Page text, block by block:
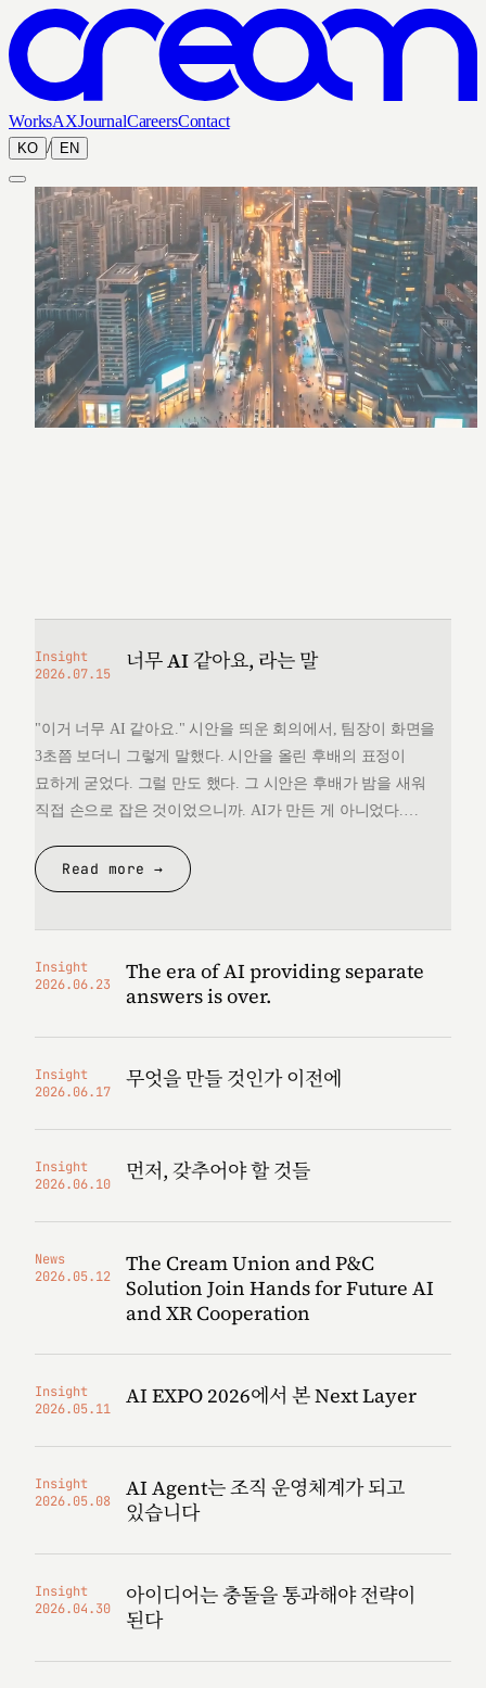
WorksAXJournalCareersContact
KO / EN
Insight
2026.07.15
너무 AI 같아요, 라는 말
"이거 너무 AI 같아요." 시안을 띄운 회의에서, 팀장이 화면을
3초쯤 보더니 그렇게 말했다. 시안을 올린 후배의 표정이
묘하게 굳었다. 그럴 만도 했다. 그 시안은 후배가 밤을 새워
직접 손으로 잡은 것이었으니까. AI가 만든 게 아니었다.
것을 변호할 언어를 끝내 찾지 못했다. 돌아오는 길에
생각했다. 대체 "AI 같다"는…
Read more →
Insight
2026.06.23
The era of AI providing separate
answers is over.
Insight
2026.06.17
무엇을 만들 것인가 이전에
Insight
2026.06.10
먼저, 갖추어야 할 것들
News
2026.05.12
The Cream Union and P&C
Solution Join Hands for Future AI
and XR Cooperation
Insight
2026.05.11
AI EXPO 2026에서 본 Next Layer
Insight
2026.05.08
AI Agent는 조직 운영체계가 되고
있습니다
Insight
2026.04.30
아이디어는 충돌을 통과해야 전략이
된다